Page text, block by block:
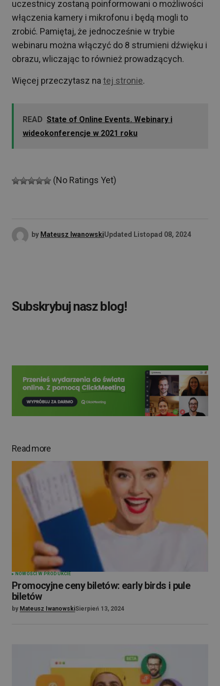
uczestnicy zostaną poinformowani o możliwości
włączenia kamery i mikrofonu i będą mogli to
zrobić. Pamiętaj, że jednocześnie w trybie
webinaru można włączyć do 8 strumieni dźwięku i
obrazu, wliczając to również prowadzących.
Więcej przeczytasz na tej stronie.
READ State of Online Events. Webinary i
wideokonferencje w 2021 roku
(No Ratings Yet)
by Mateusz IwanowskiUpdated Listopad 08, 2024
Subskrybuj nasz blog!
Read more
NOWOŚCI W PRODUKCIE
Promocyjne ceny biletów: early birds i pule
biletów
by Mateusz IwanowskiSierpień 13, 2024